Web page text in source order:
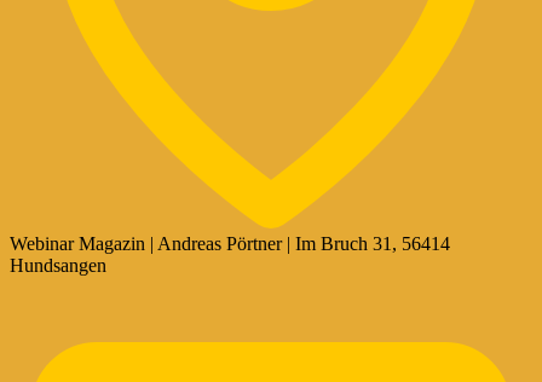
Webinar Magazin | Andreas Pörtner | Im Bruch 31, 56414
Hundsangen